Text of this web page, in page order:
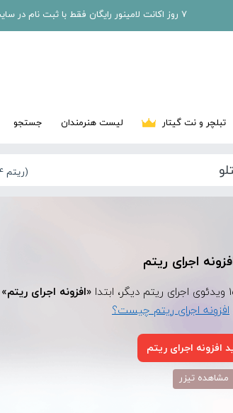
7 روز اکانت لامینور رایگان فقط با ثبت نام در سایت
تبلچر و نت گیتار لیست هنرمندان جستجو
(ریتم 4/4)
اجرای ریتم
«افزونه اجرای ریتم»
افزونه اجرای ریتم چیست؟
افزونه اجرای ریتم
مشاهده تیزر